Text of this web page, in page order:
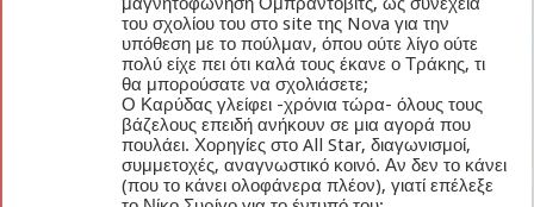
του σχολίου του στο site της Nova για την
υπόθεση με το πούλμαν, όπου ούτε λίγο ούτε
πολύ είχε πει ότι καλά τους έκανε ο Τράκης, τι
θα μπορούσατε να σχολιάσετε;
Ο Καρύδας γλείφει -χρόνια τώρα- όλους τους
βάζελους επειδή ανήκουν σε μια αγορά που
πουλάει. Χορηγίες στο All Star, διαγωνισμοί,
συμμετοχές, αναγνωστικό κοινό. Αν δεν το κάνει
(που το κάνει ολοφάνερα πλέον), γιατί επέλεξε